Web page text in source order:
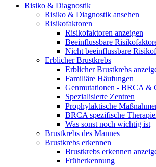
Risiko & Diagnostik
Risiko & Diagnostik ansehen
Risikofaktoren
Risikofaktoren anzeigen
Beeinflussbare
Nicht beeinflussbare
Erblicher Brustkrebs
Erblicher Brustkrebs
Familiäre Häufungen
Genmutationen - BRCA &
Spezialisierte Zentren
Prophylaktische
BRCA spezifische
Was sonst noch wichtig ist
Brustkrebs des Mannes
Brustkrebs erkennen
Brustkrebs erkennen
Früherkennung